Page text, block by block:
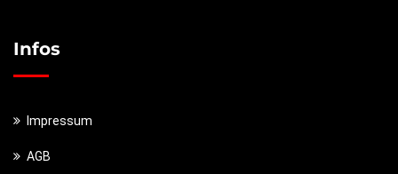
Infos
Impressum
AGB